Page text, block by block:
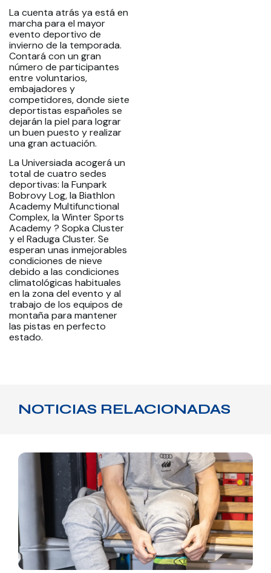
La cuenta atrás ya está en
marcha para el mayor
evento deportivo de
invierno de la temporada.
Contará con un gran
número de participantes
entre voluntarios,
embajadores y
competidores, donde siete
deportistas españoles se
dejarán la piel para lograr
un buen puesto y realizar
una gran actuación.
La Universiada acogerá un
total de cuatro sedes
deportivas: la Funpark
Bobrovy Log, la Biathlon
Academy Multifunctional
Complex, la Winter Sports
Academy ? Sopka Cluster
y el Raduga Cluster. Se
esperan unas inmejorables
condiciones de nieve
debido a las condiciones
climatológicas habituales
en la zona del evento y al
trabajo de los equipos de
montaña para mantener
las pistas en perfecto
estado.
NOTICIAS RELACIONADAS